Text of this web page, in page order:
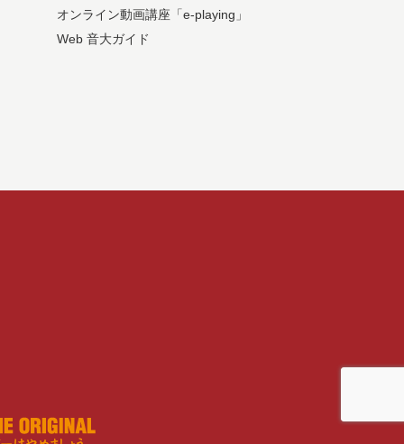
オンライン動画講座「e-playing」
Web 音大ガイド